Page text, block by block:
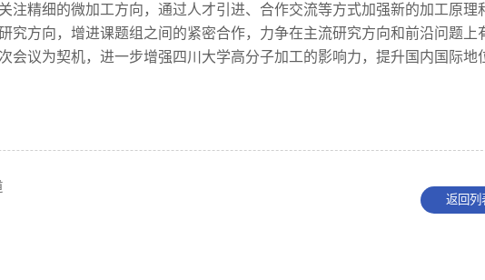
注精细的微加工方向，通过人才引进、合作交流等方式加强新的加工原理
究方向，增进课题组之间的紧密合作，力争在主流研究方向和前沿问题上
会议为契机，进一步增强四川大学高分子加工的影响力，提升国内国际地
返回列